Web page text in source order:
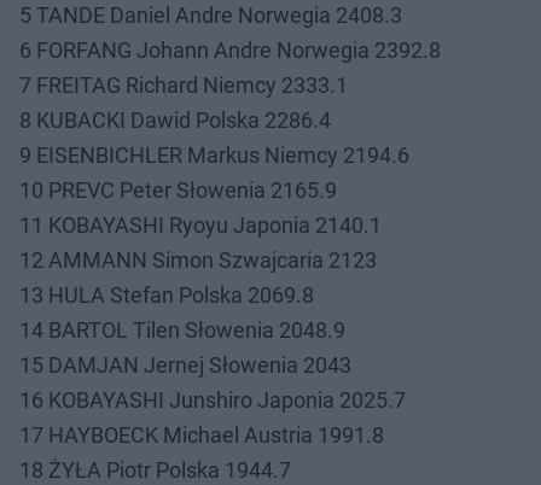
5 TANDE Daniel Andre Norwegia 2408.3
6 FORFANG Johann Andre Norwegia 2392.8
7 FREITAG Richard Niemcy 2333.1
8 KUBACKI Dawid Polska 2286.4
9 EISENBICHLER Markus Niemcy 2194.6
10 PREVC Peter Słowenia 2165.9
11 KOBAYASHI Ryoyu Japonia 2140.1
12 AMMANN Simon Szwajcaria 2123
13 HULA Stefan Polska 2069.8
14 BARTOL Tilen Słowenia 2048.9
15 DAMJAN Jernej Słowenia 2043
16 KOBAYASHI Junshiro Japonia 2025.7
17 HAYBOECK Michael Austria 1991.8
18 ŻYŁA Piotr Polska 1944.7